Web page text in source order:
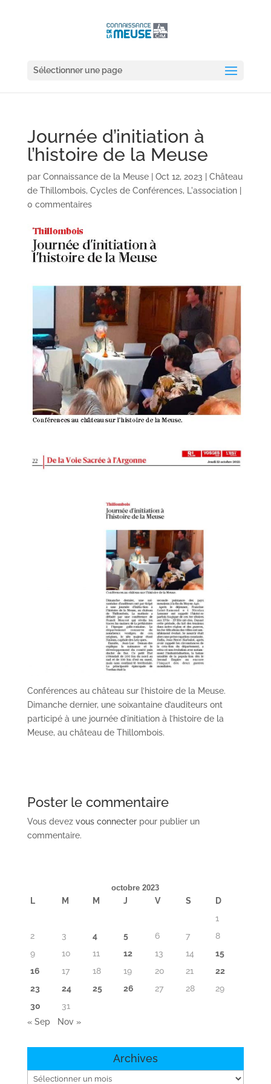
Sélectionner une page
Journée d’initiation à
l’histoire de la Meuse
par Connaissance de la Meuse| Oct 12, 2023
Château
de Thillombois, Cycles de Conférences, L'association|
0 commentaires
Conférences au château sur l’histoire de la Meuse.
Dimanche dernier, une soixantaine d’auditeurs ont
participé à une journée d’initiation à l’histoire de la
Meuse, au château de Thillombois.
Poster le commentaire
Vous devez vous connecterpour publier un
commentaire.
octobre 2023
L M M J V S
D
1
2
3 4 5 6 7
8
9
10 11 12 13 14
15
16
17 18 19 20 21
22
23
24 25 26 27 28
29
30
31
« Sep
Nov »
Archives
Archives